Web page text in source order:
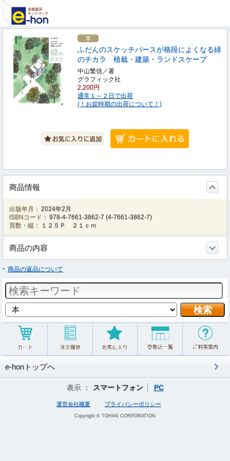
ふだんのスケッチパースが格段によくなる緑
のチカラ 植栽・建築・ランドスケープ
中山繁信／著
グラフィック社
2,200円
通常１～２日で出荷
(！お盆時期の出荷について！)
商品情報
出版年月： 2024年2月
ISBNコード： 978-4-7661-3862-7 (4-7661-3862-7)
頁数・縦：
１２５Ｐ ２１ｃｍ
商品の内容
商品の返品について
e-honトップへ
表示 ： スマートフォン PC
運営会社概要 プライバシーポリシー
Copyright © TOHAN CORPORATION